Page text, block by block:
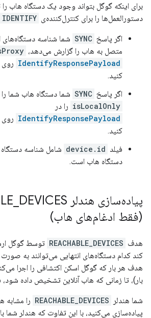
برای اینکه گوگل بتواند وجود یک دستگاه هاب را
دستورالعمل‌ها را برای کنترل‌کننده‌ی IDENTIFY
اگر پاسخ SYNC شما شناسه دستگاه‌های
متصل به هاب را گزارش می‌دهد،
IdentifyResponsePayload روی
کنید.
اگر پاسخ SYNC شما دستگاه هاب شما
isLocalOnly را در
IdentifyResponsePayload روی
کنید.
فیلد device.id شامل شناسه
دستگاه هاب است.
پیاده‌سازی هندلر REACHABLE DEVICES
(فقط ادغام‌های هاب)
هدف REACHABLE_DEVICES توسط گوگل
کند کدام دستگاه‌های انتهایی می‌توانند به
هدف هر بار که گوگل اسکن اکتشافی را اجرا
بار)، تا زمانی که هاب آنلاین تشخیص داده
شما هندلر REACHABLE_DEVICES را مشابه
پیاده‌سازی می‌کنید، با این تفاوت که هندلر شما